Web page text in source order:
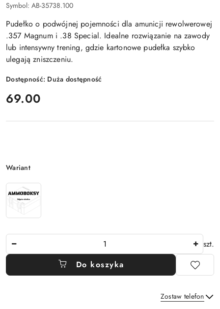
Symbol: AB-35738.100
Pudełko o podwójnej pojemności dla amunicji rewolwerowej
.357 Magnum i .38 Special. Idealne rozwiązanie na zawody
lub intensywny trening, gdzie kartonowe pudełka szybko
ulegają zniszczeniu.
Dostępność: Duża dostępność
cena:
69.00
Wariant
Wariant
szt.
Do koszyka
Zostaw telefon